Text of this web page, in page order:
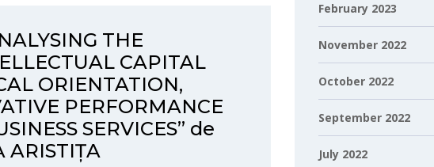
THE
CAPITAL
ORIENTATION,
PERFORMANCE
SERVICES” de
ARISTIȚA
February 2023
November 2022
October 2022
September 2022
July 2022